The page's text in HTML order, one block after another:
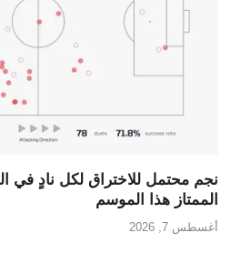
نجم محتمل للاختراق لكل نادٍ في
الممتاز هذا الموسم
أغسطس 7, 2026